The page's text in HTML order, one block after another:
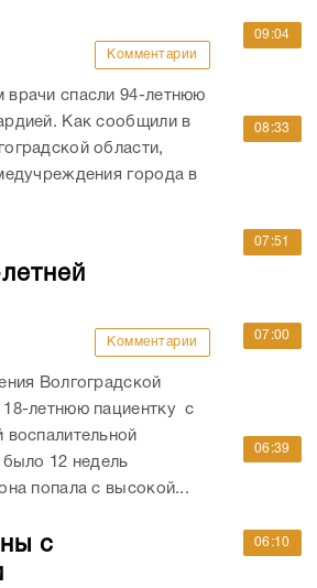
Комментарии
спасли 94-летнюю
Как сообщили в
области,
города в
Комментарии
Волгоградской
летнюю пациентку с
12 недель
попала с высокой...
с
09:04
08:33
07:51
07:00
06:39
06:10